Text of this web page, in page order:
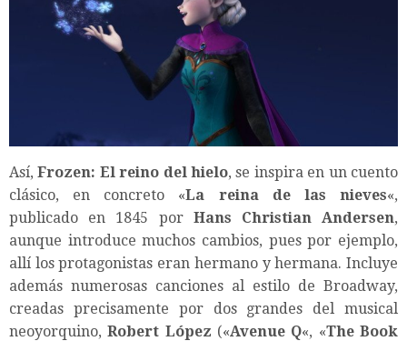
Así,Frozen: El reino del hielo, se inspira en un cuento
clásico, en concreto «La reina de las nieves«,
publicado en 1845 por Hans Christian Andersen,
aunque introduce muchos cambios, pues por ejemplo,
allí los protagonistas eran hermano y hermana. Incluye
además numerosas canciones al estilo de Broadway,
creadas precisamente por dos grandes del musical
neoyorquino,Robert López («Avenue Q«, «The Book